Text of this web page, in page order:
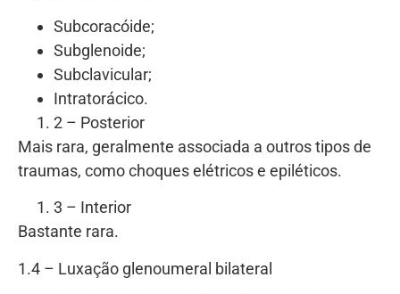
Subcoracóide;
Subglenoide;
Subclavicular;
Intratorácico.
2 – Posterior
Mais rara, geralmente associada a outros tipos de
traumas, como choques elétricos e epiléticos.
3 – Interior
Bastante rara.
1.4 – Luxação glenoumeral bilateral